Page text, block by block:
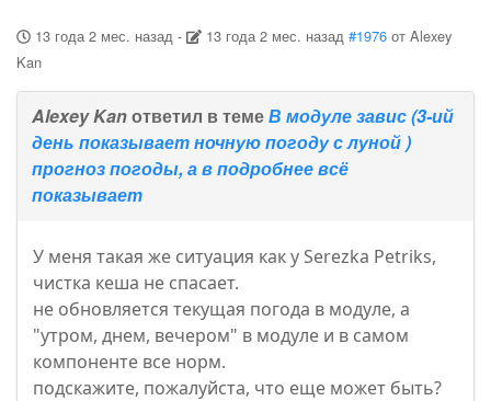
13 года 2 мес. назад- 13 года 2 мес. назад #1976 отAlexey
Kan
Alexey Kanответил в темеВ модуле завис (3-ий
день показывает ночную погоду с луной )
прогноз погоды, а в подробнее всё
показывает
У меня такая же ситуация как у Serezka Petriks,
чистка кеша не спасает.
не обновляется текущая погода в модуле, а
"утром, днем, вечером" в модуле и в самом
компоненте все норм.
подскажите, пожалуйста, что еще может быть?